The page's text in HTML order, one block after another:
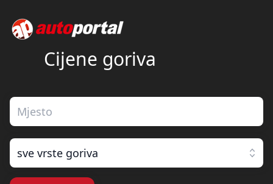
Cijene goriva
sve vrste goriva